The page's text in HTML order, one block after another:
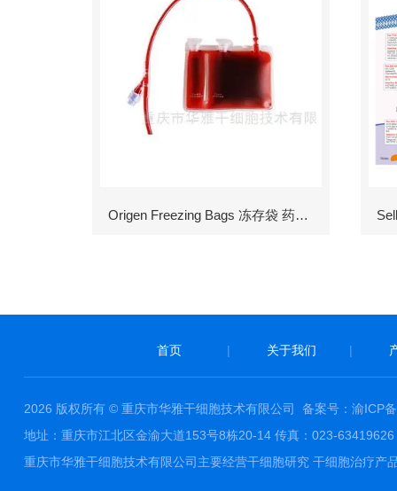
Origen Freezing Bags 冻存袋 药包材
首页 | 关于我们 |
2026 版权所有 © 重庆市华雅干细胞技术有限公司 备案号：渝ICP
地址：重庆市江北区金渝大道153号8栋20-14 传真：023-
重庆市华雅干细胞技术有限公司主要经营干细胞研究 干细胞治疗产